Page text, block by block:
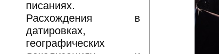
писаниях.
Расхождения в
датировках,
географических